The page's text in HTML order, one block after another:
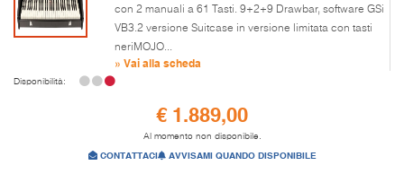
con 2 manuali a 61 Tasti. 9+2+9 Drawbar, software GSi
VB3.2 versione Suitcase in versione limitata con tasti
neriMOJO...
» Vai alla scheda
Disponibilità:
€ 1.889,00
Al momento non disponibile.
CONTATTACI AVVISAMI QUANDO DISPONIBILE